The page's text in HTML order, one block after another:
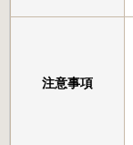
注意事項